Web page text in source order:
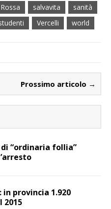
Rossa salvavita
sanità
Vercelli world
Prossimo articolo →
“ordinaria follia”
in provincia 1.920
2015